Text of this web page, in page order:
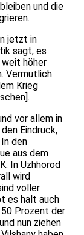
und die
jetzt in
sagt, es
weit höher
Vermutlich
Krieg
vor allem in
Eindruck,
den
aus dem
In Uzhhorod
wird
voller
es halt auch
Prozent der
nun ziehen